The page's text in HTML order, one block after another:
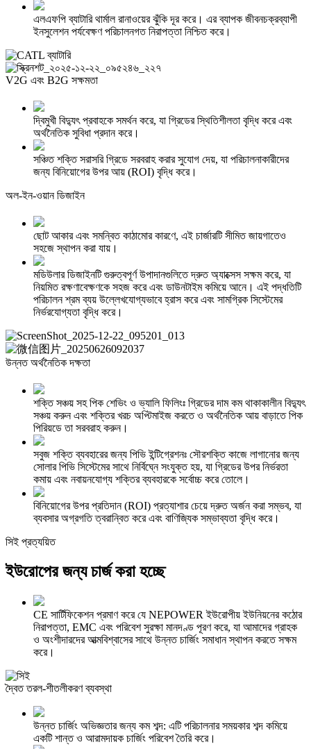
এলএফপি ব্যাটারি থার্মাল রানাওয়ের ঝুঁকি দূর করে। এর ব্যাপক জীবনচক্রব্যাপী
ইনসুলেশন পর্যবেক্ষণ পরিচালনগত নিরাপত্তা নিশ্চিত করে।
V2G এবং B2G সক্ষমতা
দ্বিমুখী বিদ্যুৎ প্রবাহকে সমর্থন করে, যা গ্রিডের স্থিতিশীলতা বৃদ্ধি করে এবং
অর্থনৈতিক সুবিধা প্রদান করে।
সঞ্চিত শক্তি সরাসরি গ্রিডে সরবরাহ করার সুযোগ দেয়, যা পরিচালনাকারীদের
জন্য বিনিয়োগের উপর আয় (ROI) বৃদ্ধি করে।
অল-ইন-ওয়ান ডিজাইন
ছোট আকার এবং সমন্বিত কাঠামোর কারণে, এই চার্জারটি সীমিত জায়গাতেও
সহজে স্থাপন করা যায়।
মডিউলার ডিজাইনটি গুরুত্বপূর্ণ উপাদানগুলিতে দ্রুত অ্যাক্সেস সক্ষম করে, যা
নিয়মিত রক্ষণাবেক্ষণকে সহজ করে এবং ডাউনটাইম কমিয়ে আনে। এই পদ্ধতিটি
পরিচালন শ্রম ব্যয় উল্লেখযোগ্যভাবে হ্রাস করে এবং সামগ্রিক সিস্টেমের
নির্ভরযোগ্যতা বৃদ্ধি করে।
উন্নত অর্থনৈতিক দক্ষতা
শক্তি সঞ্চয় সহ পিক শেভিং ও ভ্যালি ফিলিংঃ গ্রিডের দাম কম থাকাকালীন বিদ্যুৎ
সঞ্চয় করুন এবং শক্তির খরচ অপ্টিমাইজ করতে ও অর্থনৈতিক আয় বাড়াতে পিক
পিরিয়ডে তা সরবরাহ করুন।
সবুজ শক্তি ব্যবহারের জন্য পিভি ইন্টিগ্রেশনঃ সৌরশক্তি কাজে লাগানোর জন্য
সোলার পিভি সিস্টেমের সাথে নির্বিঘ্নে সংযুক্ত হয়, যা গ্রিডের উপর নির্ভরতা
কমায় এবং নবায়নযোগ্য শক্তির ব্যবহারকে সর্বোচ্চ করে তোলে।
বিনিয়োগের উপর প্রতিদান (ROI) প্রত্যাশার চেয়ে দ্রুত অর্জন করা সম্ভব, যা
ব্যবসার অগ্রগতি ত্বরান্বিত করে এবং বাণিজ্যিক সম্ভাব্যতা বৃদ্ধি করে।
সিই প্রত্যয়িত
ইউরোপের জন্য চার্জ করা হচ্ছে
CE সার্টিফিকেশন প্রমাণ করে যে NEPOWER ইউরোপীয় ইউনিয়নের কঠোর
নিরাপত্তা, EMC এবং পরিবেশ সুরক্ষা মানদণ্ড পূরণ করে, যা আমাদের গ্রাহক
ও অংশীদারদের আত্মবিশ্বাসের সাথে উন্নত চার্জিং সমাধান স্থাপন করতে সক্ষম
করে।
দ্বৈত তরল-শীতলীকরণ ব্যবস্থা
উন্নত চার্জিং অভিজ্ঞতার জন্য কম শব্দ: এটি পরিচালনার সময়কার শব্দ কমিয়ে
একটি শান্ত ও আরামদায়ক চার্জিং পরিবেশ তৈরি করে।